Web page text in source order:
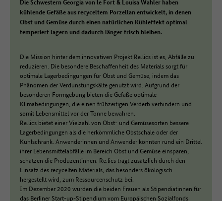
Die Schwestern Georgia von le Fort & Louisa Wahler haben
kühlende Gefäße aus recyceltem Porzellan entwickelt, in denen
Obst und Gemüse durch einen natürlichen Kühleffekt optimal
temperiert lagern und dadurch länger frisch bleiben.
Die Mission hinter dem innovativen Projekt Re.lics ist es, Abfälle zu
reduzieren. Die besondere Beschaffenheit des Materials sorgt für
optimale Lagerbedingungen für Obst und Gemüse, indem das
Phänomen der Verdunstungskälte genutzt wird. Aufgrund der
besonderen Formgebung bieten die Gefäße optimale
Klimabedingungen, die einen frühzeitigen Verderb verhindern und
somit Lebensmittel vor der Tonne bewahren.
Re.lics bietet einer Vielzahl von Obst- und Gemüsesorten bessere
Lagerbedingungen als die herkömmliche Obstschale oder der
Kühlschrank. Anwenderinnen und Anwender könnten rund ein Drittel
ihrer Lebensmittelabfälle im Bereich Obst und Gemüse einsparen,
schätzen die Produzentinnen. Re.lics trägt zusätzlich durch den
Einsatz des recycelten Materials, das besonders ökologisch
hergestellt wird, zum Ressourcenschutz bei.
Im Dezember 2020 wurden die beiden Frauen als Stipendiatinnen für
das Berliner Start-up-Stipendium vom Europäischen Sozialfonds